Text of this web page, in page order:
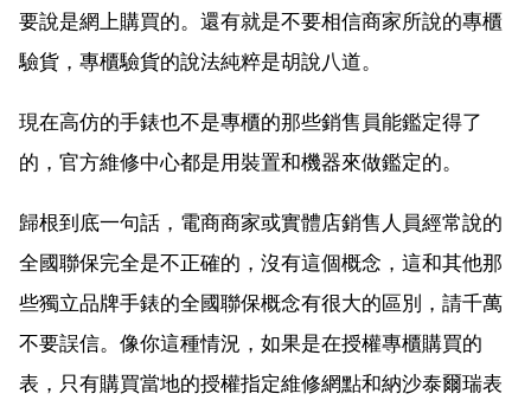
要說是網上購買的。還有就是不要相信商家所說的專櫃
驗貨，專櫃驗貨的說法純粹是胡說八道。
現在高仿的手錶也不是專櫃的那些銷售員能鑑定得了
的，官方維修中心都是用裝置和機器來做鑑定的。
歸根到底一句話，電商商家或實體店銷售人員經常說的
全國聯保完全是不正確的，沒有這個概念，這和其他那
些獨立品牌手錶的全國聯保概念有很大的區別，請千萬
不要誤信。像你這種情況，如果是在授權專櫃購買的
表，只有購買當地的授權指定維修網點和納沙泰爾瑞表